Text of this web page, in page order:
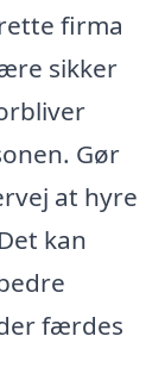
firma
sikker
Gør
at hyre
kan
færdes